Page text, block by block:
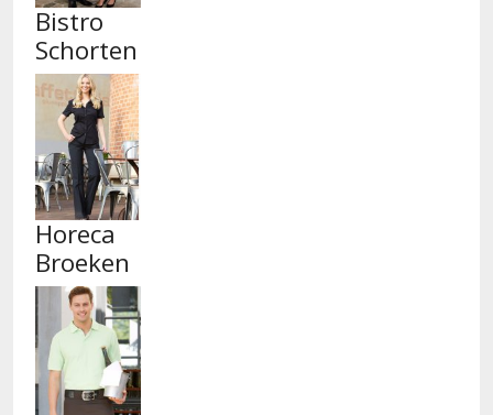
Bistro
Schorten
Horeca
Broeken